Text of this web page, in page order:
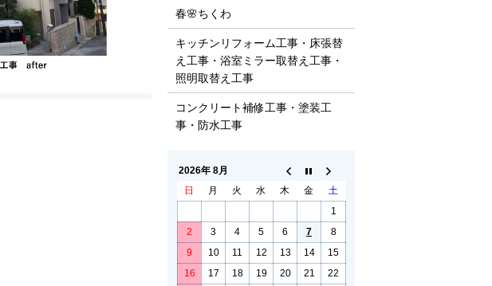
春🌸ちくわ
キッチンリフォーム工事・床張替
え工事・浴室ミラー取替え工事・
照明取替え工事
コンクリート補修工事・塗装工
事・防水工事
2026年 8月
日
月 火 水 木 金
土
1
2
3 4 5 6 7
8
9
10 11 12 13 14
15
16
17 18 19 20 21
22